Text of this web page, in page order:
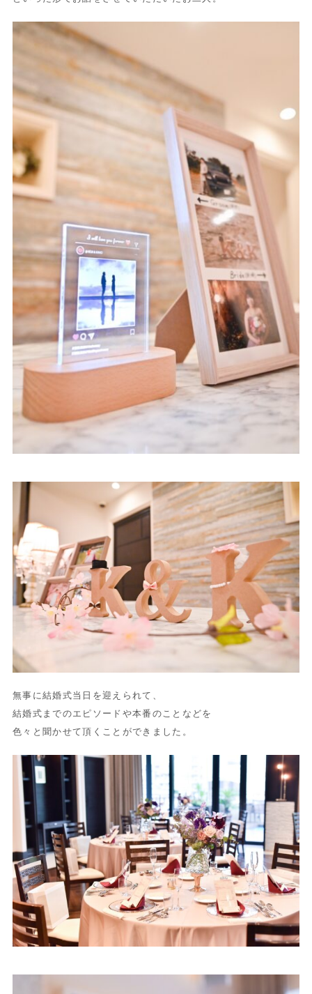
無事に結婚式当日を迎えられて、
結婚式までのエピソードや本番のことなどを
色々と聞かせて頂くことができました。